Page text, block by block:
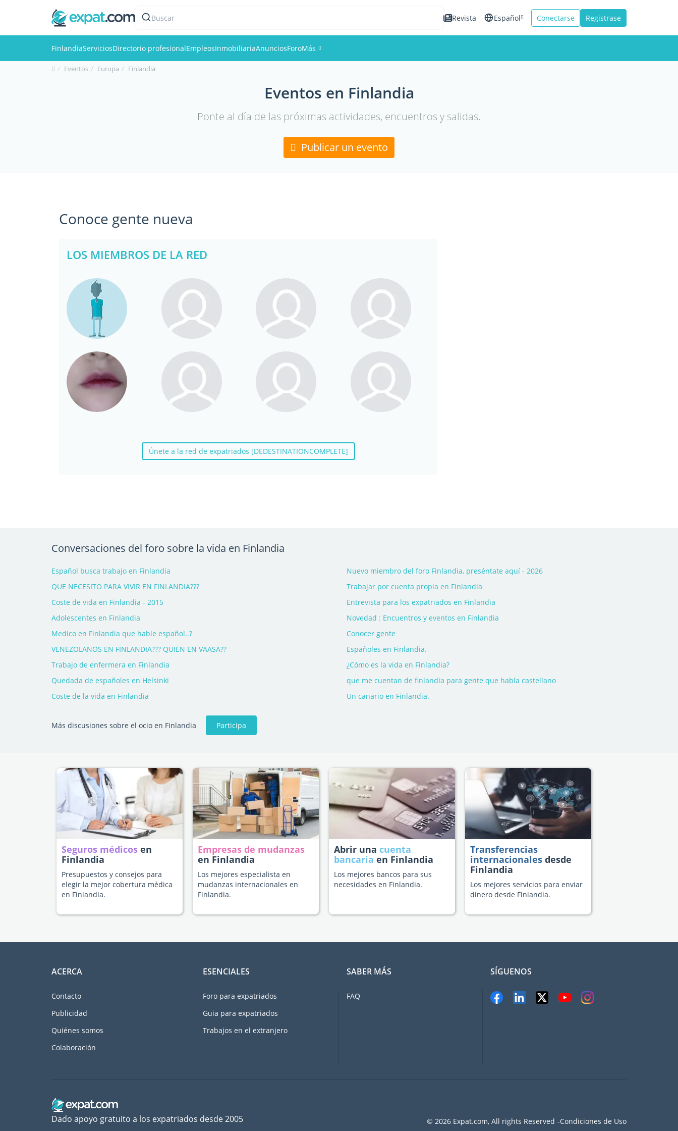
Buscar Revista Español Conectarse Registrase
FinlandiaServiciosDirectorio profesionalEmpleosInmobiliariaAnunciosForoMás
Eventos Europa Finlandia
Eventos en Finlandia
Ponte al día de las próximas actividades, encuentros y salidas.
Publicar un evento
Conoce gente nueva
LOS MIEMBROS DE LA RED
Únete a la red de expatriados [DEDESTINATIONCOMPLETE]
Conversaciones del foro sobre la vida en Finlandia
Español busca trabajo en Finlandia
Nuevo miembro del foro Finlandia, preséntate aquí - 2026
QUE NECESITO PARA VIVIR EN FINLANDIA???
Trabajar por cuenta propia en Finlandia
Coste de vida en Finlandia - 2015
Entrevista para los expatriados en Finlandia
Adolescentes en Finlandia
Novedad : Encuentros y eventos en Finlandia
Medico en Finlandia que hable español..?
Conocer gente
VENEZOLANOS EN FINLANDIA??? QUIEN EN VAASA??
Españoles en Finlandia.
Trabajo de enfermera en Finlandia
¿Cómo es la vida en Finlandia?
Quedada de españoles en Helsinki
que me cuentan de finlandia para gente que habla castellano
Coste de la vida en Finlandia
Un canario en Finlandia.
Más discusiones sobre el ocio en Finlandia Participa
Seguros médicos en
Finlandia
Presupuestos y consejos para
elegir la mejor cobertura médica
en Finlandia.
Empresas de mudanzas
en Finlandia
Los mejores especialista en
mudanzas internacionales en
Finlandia.
Abrir una cuenta
bancaria en Finlandia
Los mejores bancos para sus
necesidades en Finlandia.
Transferencias
internacionales desde
Finlandia
Los mejores servicios para enviar
dinero desde Finlandia.
ACERCA
Contacto
Publicidad
Quiénes somos
Colaboración
ESENCIALES
Foro para expatriados
Guia para expatriados
Trabajos en el extranjero
SABER MÁS
FAQ
SÍGUENOS
© 2026 Expat.com, All rights Reserved Condiciones de Uso
Dado apoyo gratuito a los expatriados desde 2005